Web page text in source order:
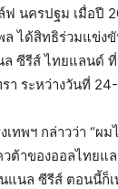
ฟ นครปฐม เมื่อปี
ได้สิทธิร่วมแข่งขั
ล ซีรีส์ ไทยแลนด์
า ระหว่างวันที่
ทพฯ กล่าวว่า “ผม
วต้าของออลไทย
แนล ซีรีส์ ตอนนี้ก็